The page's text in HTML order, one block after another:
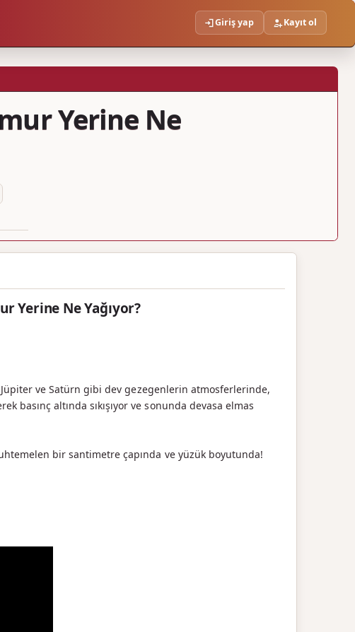
Giriş yap Kayıt ol
Yerine Ne
Yerine Ne Yağıyor?
ve Satürn gibi dev gezegenlerin atmosferlerinde,
basınç altında sıkışıyor ve sonunda devasa elmas
bir santimetre çapında ve yüzük boyutunda!